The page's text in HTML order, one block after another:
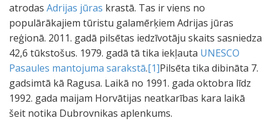
atrodas Adrijas jūras krastā. Tas ir viens no
populārākajiem tūristu galamērķiem Adrijas jūras
reģionā. 2011. gadā pilsētas iedzīvotāju skaits sasniedza
42,6 tūkstošus. 1979. gadā tā tika iekļauta UNESCO
Pasaules mantojuma sarakstā.[1]Pilsēta tika dibināta 7.
gadsimtā kā Ragusa. Laikā no 1991. gada oktobra līdz
1992. gada maijam Horvātijas neatkarības kara laikā
šeit notika Dubrovnikas aplenkums.